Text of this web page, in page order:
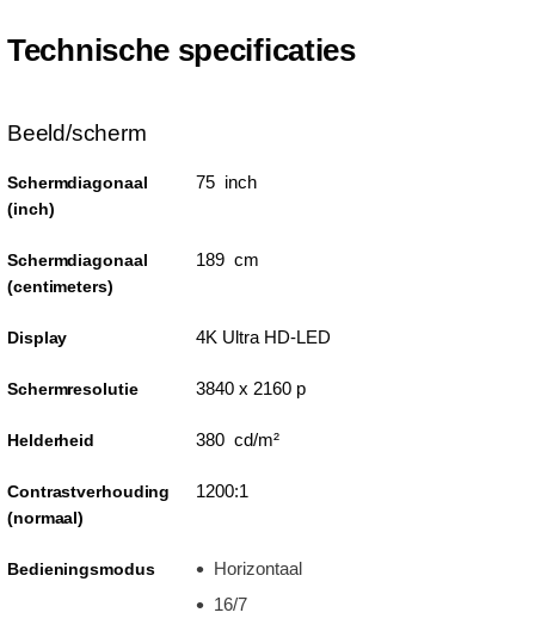
Technische specificaties
Beeld/scherm
Schermdiagonaal
(inch)
75 inch
Schermdiagonaal
(centimeters)
189 cm
Display 4K Ultra HD-LED
Schermresolutie 3840 x 2160 p
Helderheid 380 cd/m²
Contrastverhouding
(normaal)
1200:1
Bedieningsmodus
Horizontaal
16/7